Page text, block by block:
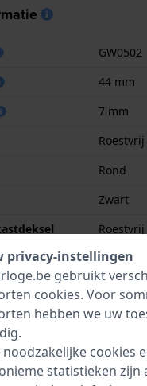
GW0502
44 mm
7 mm
Rond
Zwart
Klikkast
Trek
privacy-instellingen
gebruikt
cookies. Voor
hebben we uw
noodzakelijke cookies
statistieken zijn